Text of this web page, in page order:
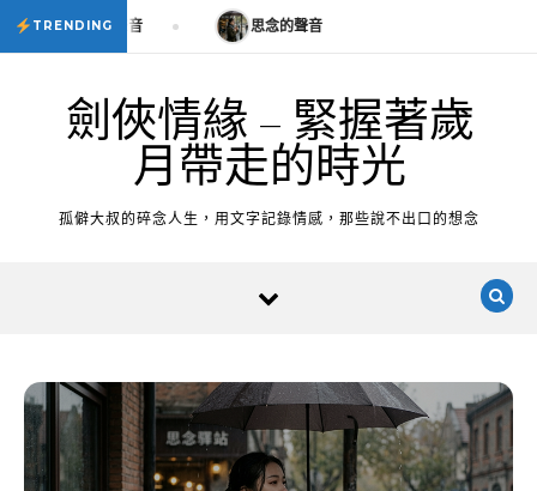
Skip to content
TRENDING
思念的聲音 思念的聲音
劍俠情緣 – 緊握著歲
月帶走的時光
孤僻大叔的碎念人生，用文字記錄情感，那些說不出口的想念